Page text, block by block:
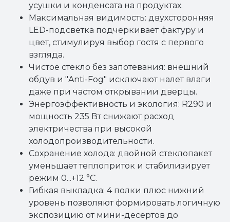
усушки и конденсата на продуктах.
Максимальная видимость: двухсторонняя
LED-подсветка подчеркивает фактуру и
цвет, стимулируя выбор гостя с первого
взгляда.
Чистое стекло без запотевания: внешний
обдув и "Anti-Fog" исключают налет влаги
даже при частом открывании дверцы.
Энергоэффективность и экология: R290 и
мощность 235 Вт снижают расход
электричества при высокой
холодопроизводительности.
Сохранение холода: двойной стеклопакет
уменьшает теплоприток и стабилизирует
режим 0...+12 °C.
Гибкая выкладка: 4 полки плюс нижний
уровень позволяют формировать логичную
экспозицию от мини-десертов до